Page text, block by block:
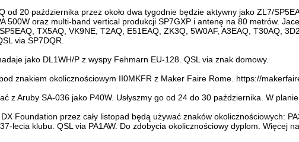
20 października przez około dwa tygodnie będzie aktywny jako ZL7/
500W oraz multi-band vertical produkcji SP7GXP i antenę na 80 metrów.
TX5AQ, VK9NE, T2AQ, E51EAQ, ZK3Q, 5W0AF, A3EAQ, T30AQ,
via SP7DQR.
jako DL1WH/P z wyspy Fehmarn EU-128. QSL via znak domowy.
znakiem okolicznościowym II0MKFR z Maker Faire Rome. https://
z Aruby SA-036 jako P40W. Usłyszmy go od 24 do 30 października. W
Foundation przez cały listopad będą używać znaków okolicznościowych:
lecia klubu. QSL via PA1AW. Do zdobycia okolicznościowy dyplom. Więcej